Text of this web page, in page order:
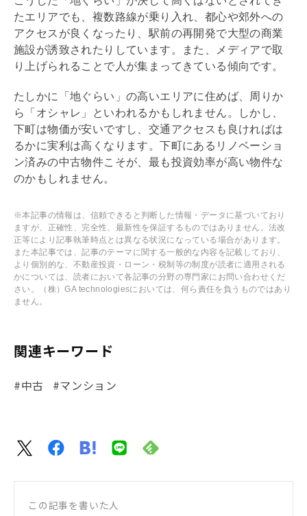
たエリアでも、複数路線が乗り入れ、都心や郊外への
アクセスが良くなったり、駅前の再開発で大型の商業
施設が誘致されたりしています。また、メディアで取
り上げられることで人が集まってきている傾向です。
たしかに「地ぐらい」の高いエリアに住めば、周りか
ら「オシャレ」といわれるかもしれません。しかし、
下町は物価が安いですし、交通アクセスも良ければは
るかに実利は高くなります。下町にある リノベーショ
ン済みの中古物件こそが、最も投資効率が高い物件な
のかもしれません。
※本記事の情報は、信頼できると判断した情報・データに基づいており
ますが、正確性、完全性、最新性を保証するものではありません。法改
正等により記事執筆時点とは異なる状況になっている場合があります。
また本記事では、記事のテーマに関する一般的な内容を記載しており、
より個別的な、不動産投資・ローン・税制等の制度が読者に適用される
かについては、読者において各記事の分野の専門家にお問い合わせくだ
さい。（株）GA technologiesにおいては、何ら責任を負うものではあり
ません。
関連キーワード
#中古 #マンション
この記事を書いた人